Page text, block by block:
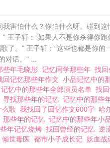
害怕什么？你怕什么呀。碰到
子轩：“如果人不是你杀得你跑
。” 王子轩：“这些也都是你的
对话。” ...
些年毛晓彤 记忆同学那些年 找
回记忆那些年作文 小品记忆中的
记忆中的那些年全部演员名单 找
寻找那些年的记忆 记忆中的那些
歌 我找回了回忆作文600字 哈
那些年的记忆 记忆中的那些年小
年记忆烧烤 找回曾经的记忆 逆
世毒医 都市小子成长记 妖血战